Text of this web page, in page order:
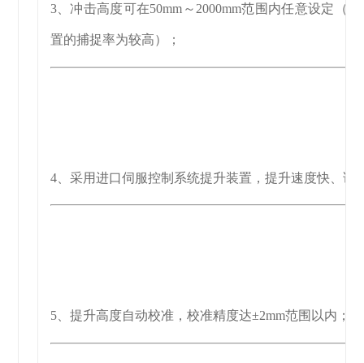
3、冲击高度可在50mm～2000mm范围内任意设定（
置的捕捉率为较高）；
4、采用进口伺服控制系统提升装置，提升速度快、试
5、提升高度自动校准，校准精度达±2mm范围以内；